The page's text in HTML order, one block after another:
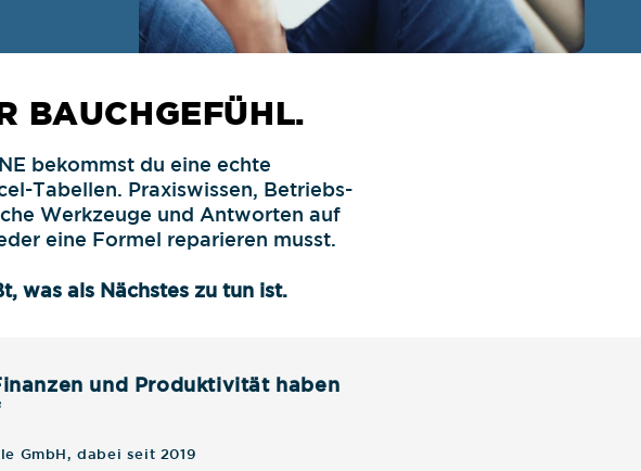
BAUCHGEFÜHL.
bekommst du eine echte
Tabellen. Praxiswissen, Betriebs-
Werkzeuge und Antworten auf
eine Formel reparieren musst.
was als Nächstes zu tun ist.
und Produktivität haben
GmbH, dabei seit 2019